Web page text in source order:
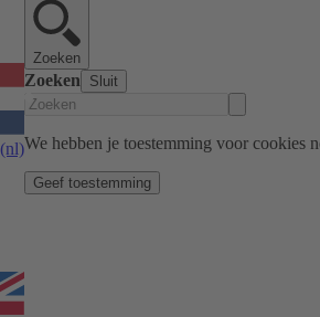
(nl)
Zoeken
Zoeken Sluit
We hebben je toestemming voor cookies
Geef toestemming